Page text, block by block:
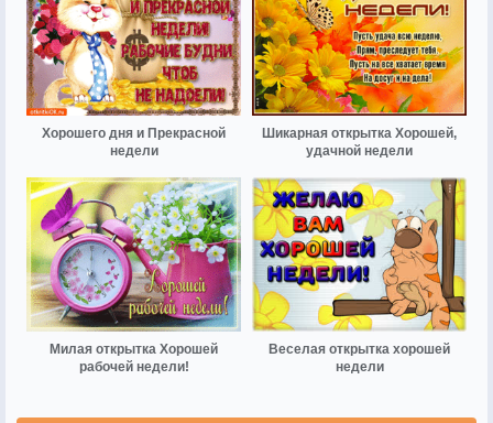
Хорошего дня и Прекрасной
недели
Шикарная открытка Хорошей,
удачной недели
Милая открытка Хорошей
рабочей недели!
Веселая открытка хорошей
недели